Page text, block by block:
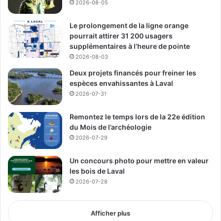
souvent invisibilisées dans le débat politique. Le
communiqué mentionne notamment son parcours comme
aidante naturelle, son expérience dans le milieu
communautaire et sa volonté de défendre l’accès aux
soins physiques et mentaux, la redistribution de la
développer leur plein potentiel.
Deux députés solidaires
présents à l’événement
L’événement s’est déroulé en présence de Haroun
Bouazzi, député de Maurice-Richard, et d’Andrés
Fontecilla, député de Laurier-Dorion, venus appuyer
l’équipe lavalloise de Québec solidaire.
Selon le parti, cette annonce marque une nouvelle étape
2026-08-05
Le prolongement de la ligne orange
pourrait attirer 31 200 usagers
supplémentaires à l’heure de pointe
2026-08-03
Deux projets financés pour freiner les
espèces envahissantes à Laval
2026-07-31
Remontez le temps lors de la 22e édition
du Mois de l’archéologie
2026-07-29
Un concours photo pour mettre en valeur
les bois de Laval
2026-07-28
Afficher plus